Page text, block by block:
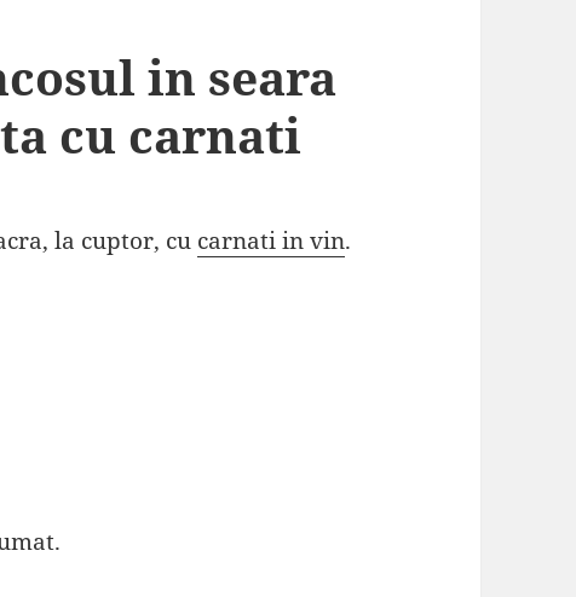
in seara
cu carnati
la cuptor, cu carnati in vin.